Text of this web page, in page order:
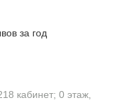
за год
кабинет; 0 этаж,